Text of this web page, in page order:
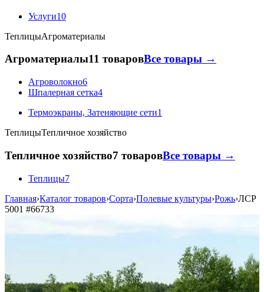
Услуги10
ТеплицыАгроматериалы
Агроматериалы11 товаровВсе товары →
Агроволокно6
Шпалерная сетка4
Термоэкраны, Затеняющие сети1
ТеплицыТепличное хозяйство
Тепличное хозяйство7 товаровВсе товары →
Теплицы7
Главная›Каталог товаров›Сорта›Полевые культуры›Рожь›ЛСР
5001 #66733